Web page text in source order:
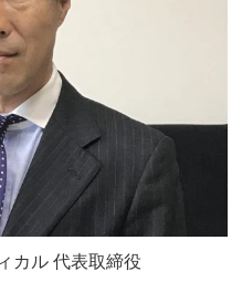
カル 代表取締役